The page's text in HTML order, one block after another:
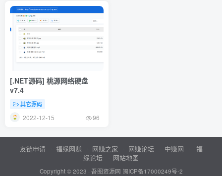
[.NET源码] 桃源网络硬盘
v7.4
其它源码
2022-12-15 96
友链申请 福缘网赚 网赚之家 网赚论坛 中赚网
福
缘论坛
网站地图
Copyright © 2023 · 吾图资源网 闽ICP备17000249号-2